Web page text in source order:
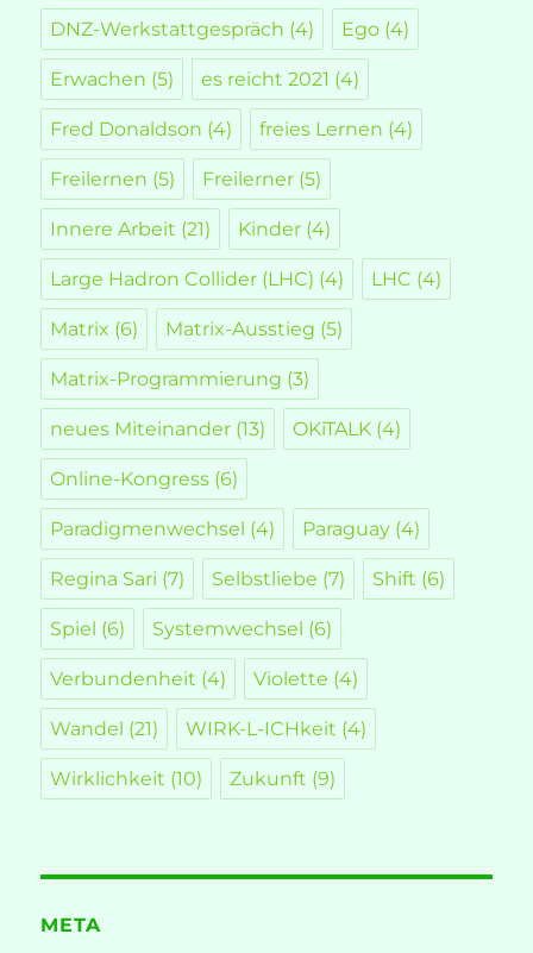
DNZ-Werkstattgespräch (4) Ego (4)
Erwachen (5) es reicht 2021 (4)
Fred Donaldson (4) freies Lernen (4)
Freilernen (5) Freilerner (5)
Innere Arbeit (21) Kinder (4)
Large Hadron Collider (LHC) (4) LHC (4)
Matrix (6) Matrix-Ausstieg (5)
Matrix-Programmierung (3)
neues Miteinander (13) OKiTALK (4)
Online-Kongress (6)
Paradigmenwechsel (4) Paraguay (4)
Regina Sari (7) Selbstliebe (7) Shift (6)
Spiel (6) Systemwechsel (6)
Verbundenheit (4) Violette (4)
Wandel (21) WIRK-L-ICHkeit (4)
Wirklichkeit (10) Zukunft (9)
META